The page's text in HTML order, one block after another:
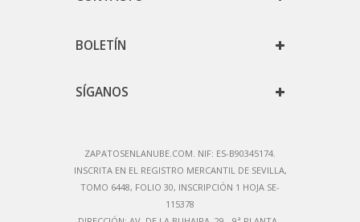
BOLETÍN
SÍGANOS
ZAPATOSENLANUBE.COM. NIF: ES-B90345174.
INSCRITA EN EL REGISTRO MERCANTIL DE SEVILLA,
TOMO 6448, FOLIO 30, INSCRIPCIÓN 1 HOJA SE-
115378